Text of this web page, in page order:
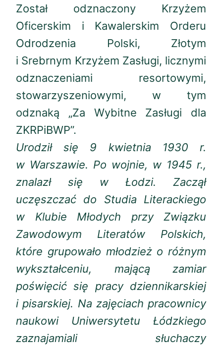
Został odznaczony Krzyżem
Oficerskim i Kawalerskim Orderu
Odrodzenia Polski, Złotym
i Srebrnym Krzyżem Zasługi, licznymi
odznaczeniami resortowymi,
stowarzyszeniowymi, w tym
odznaką „Za Wybitne Zasługi dla
ZKRPiBWP”.
Urodził się 9 kwietnia 1930 r.
w Warszawie. Po wojnie, w 1945 r.,
znalazł się w Łodzi. Zaczął
uczęszczać do Studia Literackiego
w Klubie Młodych przy Związku
Zawodowym Literatów Polskich,
które grupowało młodzież o różnym
wykształceniu, mającą zamiar
poświęcić się pracy dziennikarskiej
i pisarskiej. Na zajęciach pracownicy
naukowi Uniwersytetu Łódzkiego
zaznajamiali słuchaczy